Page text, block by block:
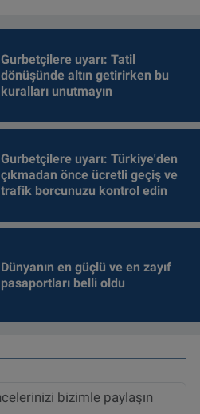
Gurbetçilere uyarı: Tatil
dönüşünde altın getirirken bu
kuralları unutmayın
Gurbetçilere uyarı: Türkiye'den
çıkmadan önce ücretli geçiş ve
trafik borcunuzu kontrol edin
Dünyanın en güçlü ve en zayıf
pasaportları belli oldu